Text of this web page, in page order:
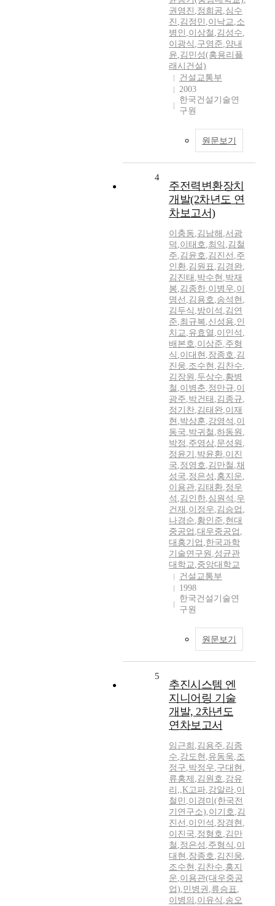
권영진 ,정희공,심수
진 ,김정민 ,이낙교,소
병인 ,이상철 ,김성수,
이광식 ,구영준,양내
윤,김민성(홍용리플
래시건설)
건설교통부
2003
한국건설기술연
구원
원문보기
4
주전력변환장치
개발(2차년도 연
차보고서)
이충동,김남해 ,서광
덕 ,이태호,최익 ,김철
주,김윤호,김진선 ,주
인환,김원표,김경완,
김진태 ,박수현 ,박재
봉,김종한,이병우,이
명선 ,김용호,송석현 ,
김두식 ,방이석 ,김연
준,최규복,신성용,인
치교,유효열 ,이인석 ,
배본호,이상준,주형
식 ,이대현 ,장종호,김
진웅,조수현 ,김찬수,
김장원 ,두상수,황병
철 ,이병춘,정만규,이
광주,박건태 ,김종규,
정기찬,김태완,이재
현 ,박상훈,강영석 ,이
동국,박귀철 ,하동원 ,
박정 ,주영삼,문성원 ,
정윤기 ,박윤환,이진
국,정영호,김만철 ,채
성국,정은성 ,홍지운,
이용관,김태환,정우
석 ,김인한,심원석 ,우
건재 ,이정우,김승업 ,
나경순,황인준,현대
중공업 ,대우중공업 ,
대홍기업 ,한국과학
기술연구원 ,성균관
대학교,중앙대학교
건설교통부
1998
한국건설기술연
구원
원문보기
5
추진시스템 엔
지니어링 기술
개발, 2차년도
연차보고서
임근희 ,김용주,김종
수,강도현 ,유동욱,조
정구,박정우,구대현 ,
류홍제 ,김원호,강유
리,,K고파,강알라,이
철민 ,이경미(한국전
기연구소),이기호,김
진선 ,이인석 ,장경현 ,
이진국,정형호,김만
철 ,정은성 ,주형식 ,이
대현 ,장종호,김진웅,
조수현 ,김찬수,홍지
운,이용관(대우중공
업),민병권 ,류승표,
이병의 ,이유식 ,송오